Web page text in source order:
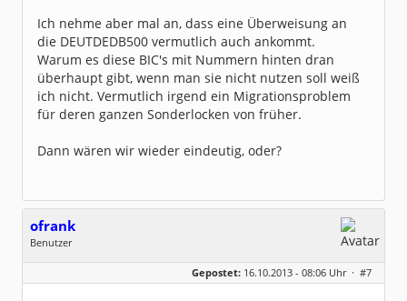
Ich nehme aber mal an, dass eine Überweisung an
die DEUTDEDB500 vermutlich auch ankommt.
Warum es diese BIC's mit Nummern hinten dran
überhaupt gibt, wenn man sie nicht nutzen soll weiß
ich nicht. Vermutlich irgend ein Migrationsproblem
für deren ganzen Sonderlocken von früher.
Dann wären wir wieder eindeutig, oder?
ofrank
Benutzer
Geschlecht:
keine Angabe
Dabei seit:
10 / 2013
Gepostet: 16.10.2013 - 08:06 Uhr · #7